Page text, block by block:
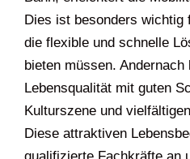
deren wirtschaftlichen
Infrastruktur zu profitieren,
Kosten dieser Großstädte
entwickelte
einschließlich
die Bahn, erleichtert die
Arbeitskräfte. Dies ist